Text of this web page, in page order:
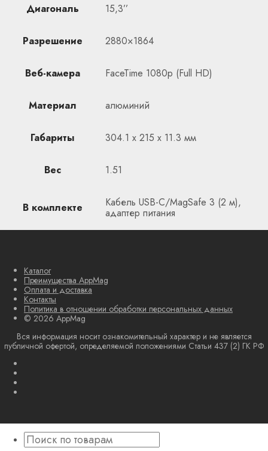
Диагональ 15,3’’
Разрешение 2880×1864
Веб-камера FaceTime 1080p (Full HD)
Материал алюминий
Габариты 304.1 x 215 x 11.3 мм
Вес 1.51
В комплекте Кабель USB-C/MagSafe 3 (2 м),
адаптер питания
Каталог
Преимущества AppMag
Оплата и доставка
Контакты
Политика в отношении обработки персональных данных
© 2026 AppMag
Вся информация носит ознакомительный характер и не является
публичной офертой, определяемой положениями Статьи 437 (2) ГК РФ